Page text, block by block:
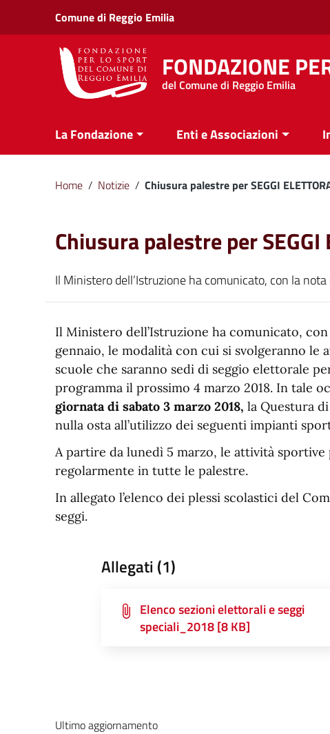
Vai ai contenuti
Vai al menu di navigazione
Vai al footer
Comune di Reggio Emilia
FONDAZIONE
del Comune di Reggio Emilia
La Fondazione Enti e Associazioni
Home / Notizie / Chiusura palestre per SEGGI
Chiusura palestre per SEGGI
Il Ministero dell’Istruzione ha comunicato, con la nota
Il Ministero dell’Istruzione ha comunicato, con
gennaio, le modalità con cui si svolgeranno le
scuole che saranno sedi di seggio elettorale
programma il prossimo 4 marzo 2018. In tale
giornata di sabato 3 marzo 2018, la Questura
nulla osta all’utilizzo dei seguenti impianti
A partire da lunedì 5 marzo, le attività
regolarmente in tutte le palestre.
In allegato l’elenco dei plessi scolastici del
seggi.
Allegati (1)
Elenco sezioni elettorali e seggi
speciali_2018 [8 KB]
Ultimo aggiornamento